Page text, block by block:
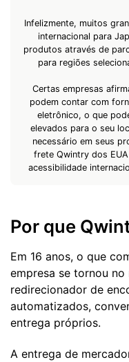
Infelizmente, muitos
internacional para
produtos através de
para regiões
Certas empresas
podem contar com
eletrônico, o que
elevados para o seu
necessário em seus
frete Qwintry dos
acessibilidade
Por que
Em 16 anos, o que
empresa se tornou
redirecionador de
automatizados,
entrega próprios.
A entrega de